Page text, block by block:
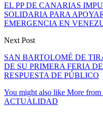
EL PP DE CANARIAS
SOLIDARIA PARA
EMERGENCIA EN
Next Post
SAN BARTOLOMÉ DE
DE SU PRIMERA FERIA
RESPUESTA DE PÚBLICO
You might also like More from
ACTUALIDAD